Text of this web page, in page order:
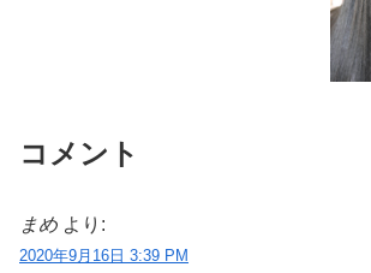
コメント
まめ より:
2020年9月16日 3:39 PM